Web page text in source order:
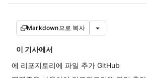
Markdown으로 복사
이 기사에서
에 리포지토리에 파일 추가 GitHub